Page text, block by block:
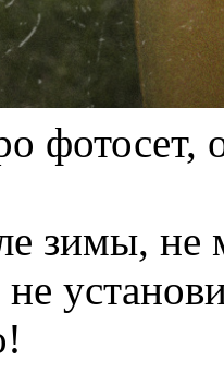
фотосет,
зимы, не